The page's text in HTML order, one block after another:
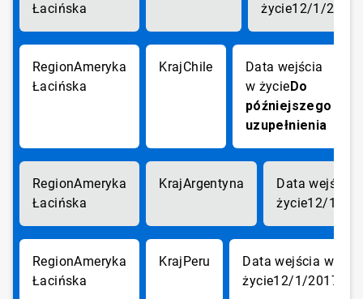
Łacińska
12/1/2017
Ameryka
Łacińska
Chile
Do
późniejszego
uzupełnienia
Ameryka
Łacińska
Argentyna
12/1/
Ameryka
Łacińska
Peru
12/1/2017